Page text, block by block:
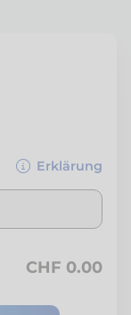
Erklärung
CHF 0.00